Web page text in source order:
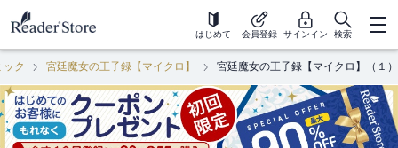
はじめて 会員登録 サインイン 検索
ック 宮廷魔女の王子録【マイクロ】 宮廷魔女の王子録【マイクロ】（１）